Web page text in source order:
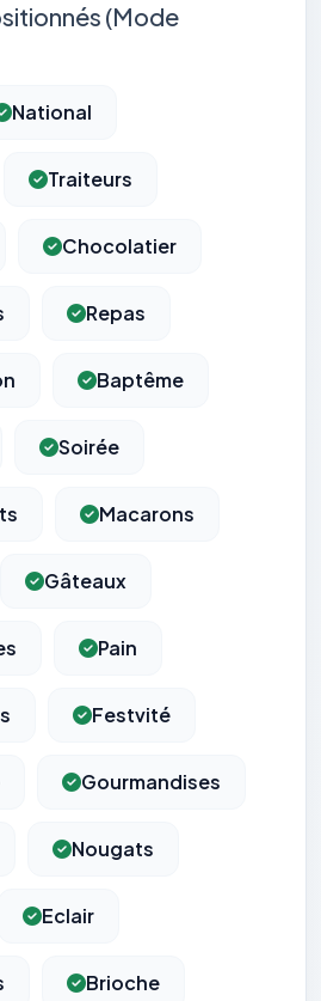
(Mode
National
Traiteurs
Chocolatier
Repas
Baptême
Soirée
Macarons
Gâteaux
Pain
Festvité
Gourmandises
Nougats
Eclair
Brioche